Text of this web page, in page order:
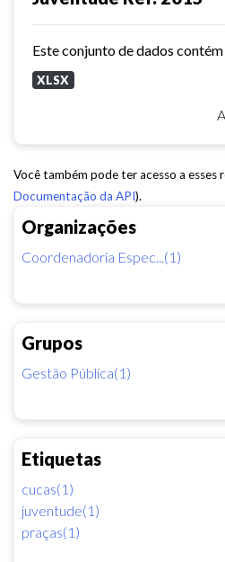
Organizações
Coordenadoria Espec...(1)
Grupos
Gestão Pública(1)
Etiquetas
cucas(1)
juventude(1)
praças(1)
XLSX
Você também pode ter acesso a esses
Documentação da API).